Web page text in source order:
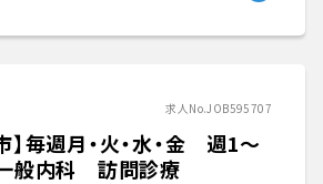
求人No.JOB595707
】毎週月・火・水・金 週1～
内科 訪問診療